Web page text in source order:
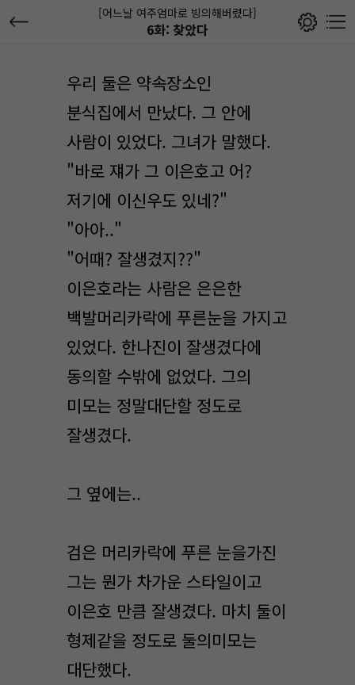
[어느날 여주엄마로 빙의해버렸다]
6화: 찾았다
우리 둘은 약속장소인
분식집에서 만났다. 그 안에
사람이 있었다. 그녀가 말했다.
"바로 쟤가 그 이은호고 어?
저기에 이신우도 있네?"
"아아.."
"어때? 잘생겼지??"
이은호라는 사람은 은은한
백발머리카락에 푸른눈을 가지고
있었다. 한나진이 잘생겼다에
동의할 수밖에 없었다. 그의
미모는 정말대단할 정도로
잘생겼다.
그 옆에는..
검은 머리카락에 푸른 눈을가진
그는 뭔가 차가운 스타일이고
이은호 만큼 잘생겼다. 마치 둘이
형제같을 정도로 둘의미모는
대단했다.